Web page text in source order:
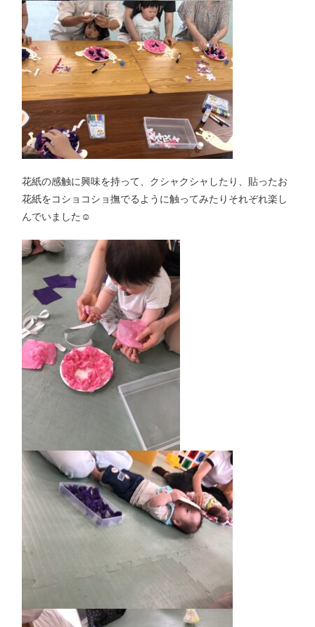
花紙の感触に興味を持って、クシャクシャしたり、貼ったお
花紙をコショコショ撫でるように触ってみたりそれぞれ楽し
んでいました☺️